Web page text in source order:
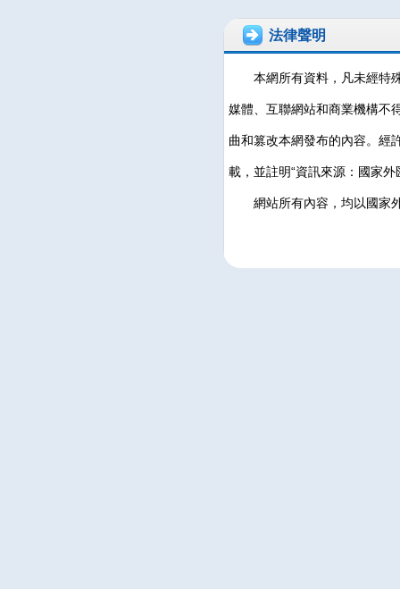
法律聲明
本網所有資料，凡未經特
媒體、互聯網站和商業機構不
曲和篡改本網發布的內容。經
載，並註明“資訊來源：國家
網站所有內容，均以國家